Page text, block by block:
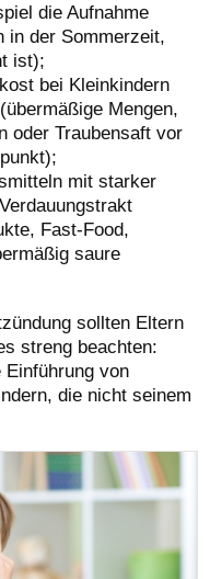
die Aufnahme
in der Sommerzeit,
ist);
bei Kleinkindern
Mengen,
oder Traubensaft vor
mit starker
Fast-Food,
saure
sollten Eltern
streng beachten:
Einführung von
die nicht seinem